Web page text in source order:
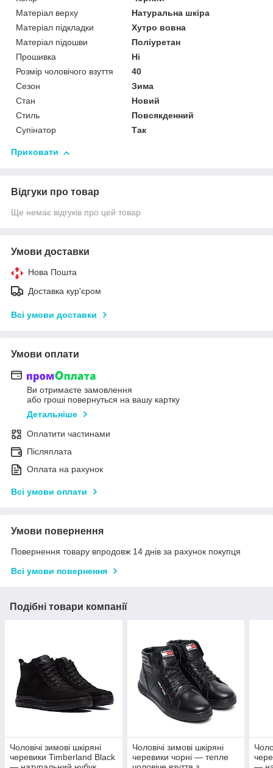
Матеріал верху
Натуральна шкіра
Матеріал підкладки
Хутро вовна
Матеріал підошви
Поліуретан
Прошивка
Ні
Розмір чоловічого взуття
40
Сезон
Зима
Стан
Новий
Стиль
Повсякденний
Супінатор
Так
Приховати
Відгуки про товар
Ще немає відгуків про цей товар
Умови доставки
Нова Пошта
Доставка кур'єром
Всі умови доставки
Умови оплати
Ви отримаєте замовлення
або гроші повернуться на вашу картку
Детальніше
Оплатити частинами
Післяплата
Оплата на рахунок
Всі умови оплати
Умови повернення
Повернення товару впродовж 14 днів за рахунок покупця
Всі умови повернення
Подібні товари компанії
Чоловічі зимові шкіряні
черевики Timberland Black
Чоловічі зимові шкіряні
черевики чорні — тепле